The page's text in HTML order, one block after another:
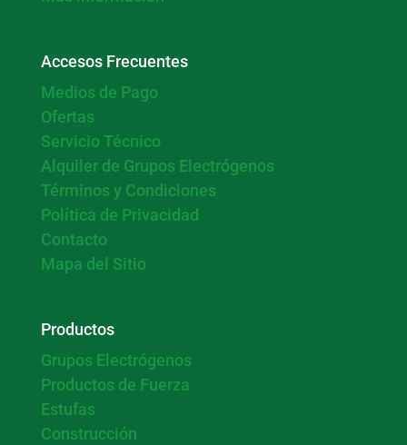
Accesos Frecuentes
Medios de Pago
Ofertas
Servicio Técnico
Alquiler de Grupos Electrógenos
Términos y Condiciones
Política de Privacidad
Contacto
Mapa del Sitio
Productos
Grupos Electrógenos
Productos de Fuerza
Estufas
Construcción